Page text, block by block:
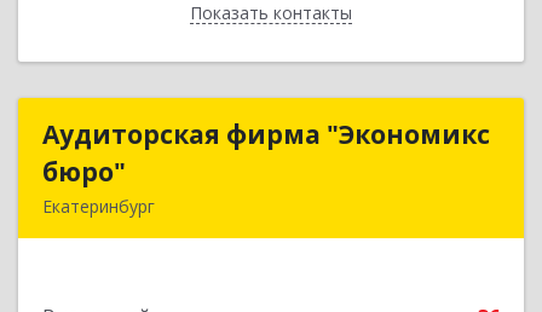
Показать контакты
Назад
Аудиторская фирма "Экономикс
бюро"
Екатеринбург
Аудиторская фирма "Экономикс